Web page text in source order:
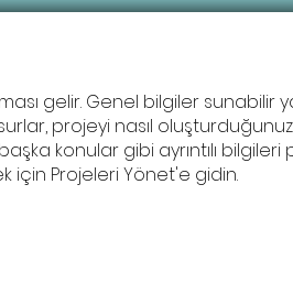
gelir. Genel bilgiler sunabilir
projeyi nasıl
konular gibi ayrıntılı bilgileri
için Projeleri Yönet'e gidin.